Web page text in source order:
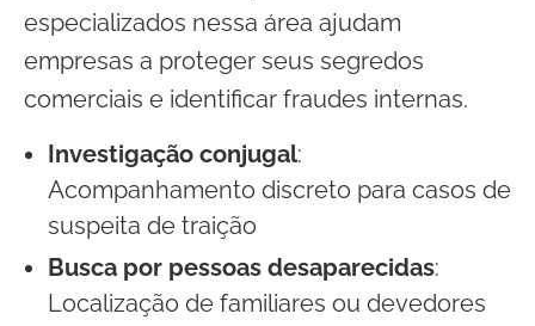
especializados nessa área ajudam
empresas a proteger seus segredos
comerciais e identificar fraudes internas.
Investigação conjugal:
Acompanhamento discreto para casos de
suspeita de traição
Busca por pessoas desaparecidas:
Localização de familiares ou devedores